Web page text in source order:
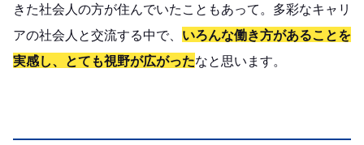
きた社会人の方が住んでいたこともあって。多彩なキャリ
アの社会人と交流する中で、 いろんな働き方があることを
実感し、とても視野が広がったなと思います。